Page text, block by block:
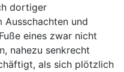
dortiger
Ausschachten und
eines zwar nicht
nahezu senkrecht
als sich plötzlich